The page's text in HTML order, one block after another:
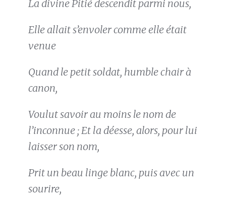
La divine Pitié descendit parmi nous,
Elle allait s’envoler comme elle était
venue
Quand le petit soldat, humble chair à
canon,
Voulut savoir au moins le nom de
l’inconnue ; Et la déesse, alors, pour lui
laisser son nom,
Prit un beau linge blanc, puis avec un
sourire,